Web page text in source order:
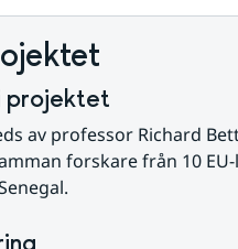
projektet
av professor Richard
forskare från 10